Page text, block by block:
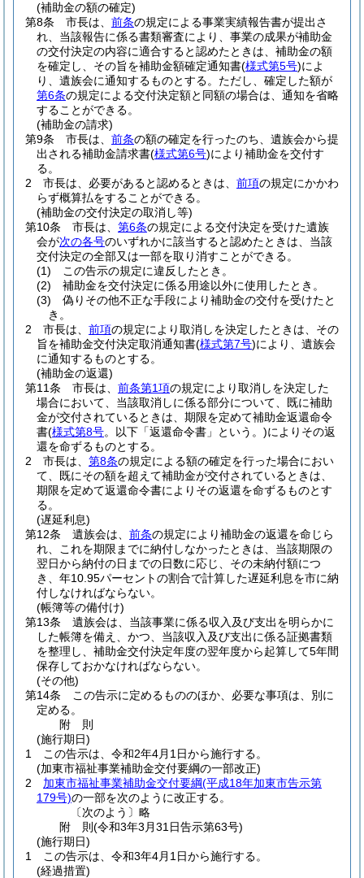
(補助金の額の確定)
第8条
市長は、 前条の規定による事業実績報告書が提出さ
れ、当該報告に係る書類審査により、事業の成果が補助金
の交付決定の内容に適合すると認めたときは、補助金の額
を確定し、その旨を補助金額確定通知書(様式第5号)によ
り、遺族会に通知するものとする。 ただし、確定した額が
第6条の規定による交付決定額と同額の場合は、通知を省略
することができる。
(補助金の請求)
第9条
市長は、 前条の額の確定を行ったのち、遺族会から提
出される補助金請求書(様式第6号)により補助金を交付す
る。
2
市長は、必要があると認めるときは、 前項の規定にかかわ
らず概算払をすることができる。
(補助金の交付決定の取消し等)
第10条
市長は、 第6条の規定による交付決定を受けた遺族
会が次の各号のいずれかに該当すると認めたときは、当該
交付決定の全部又は一部を取り消すことができる。
(1)
この告示の規定に違反したとき。
(2)
補助金を交付決定に係る用途以外に使用したとき。
(3)
偽りその他不正な手段により補助金の交付を受けたと
き。
2
市長は、 前項の規定により取消しを決定したときは、その
旨を補助金交付決定取消通知書(様式第7号)により、遺族会
に通知するものとする。
(補助金の返還)
第11条
市長は、 前条第1項の規定により取消しを決定した
場合において、当該取消しに係る部分について、既に補助
金が交付されているときは、期限を定めて補助金返還命令
書(様式第8号。以下「返還命令書」という。)によりその返
還を命ずるものとする。
2
市長は、 第8条の規定による額の確定を行った場合におい
て、既にその額を超えて補助金が交付されているときは、
期限を定めて返還命令書によりその返還を命ずるものとす
る。
(遅延利息)
第12条
遺族会は、 前条の規定により補助金の返還を命じら
れ、これを期限までに納付しなかったときは、当該期限の
翌日から納付の日までの日数に応じ、その未納付額につ
き、年10.95パーセントの割合で計算した遅延利息を市に納
付しなければならない。
(帳簿等の備付け)
第13条
遺族会は、当該事業に係る収入及び支出を明らかに
した帳簿を備え、かつ、当該収入及び支出に係る証拠書類
を整理し、補助金交付決定年度の翌年度から起算して5年間
保存しておかなければならない。
(その他)
第14条
この告示に定めるもののほか、必要な事項は、別に
定める。
附 則
(施行期日)
1
この告示は、令和2年4月1日から施行する。
(加東市福祉事業補助金交付要綱の一部改正)
2
加東市福祉事業補助金交付要綱(平成18年加東市告示第
179号)の一部を次のように改正する。
〔次のよう〕略
附 則(令和3年3月31日告示第63号)
(施行期日)
1
この告示は、令和3年4月1日から施行する。
(経過措置)